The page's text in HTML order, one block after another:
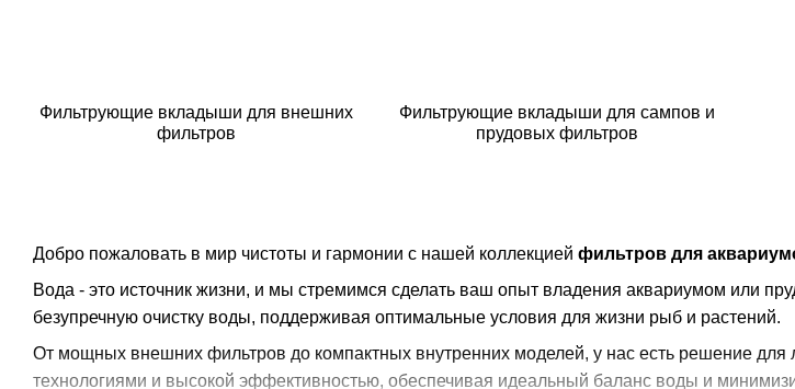
Добро пожаловать в мир чистоты и гармонии с нашей коллекцией фильтров для
Вода - это источник жизни, и мы стремимся сделать ваш опыт владения аквариумом или
безупречную очистку воды, поддерживая оптимальные условия для жизни рыб и растений.
От мощных внешних фильтров до компактных внутренних моделей, у нас есть решение
технологиями и высокой эффективностью, обеспечивая идеальный баланс воды и
Фильтрующие вкладыши для внешних
фильтров
Фильтрующие вкладыши для сампов и
прудовых фильтров